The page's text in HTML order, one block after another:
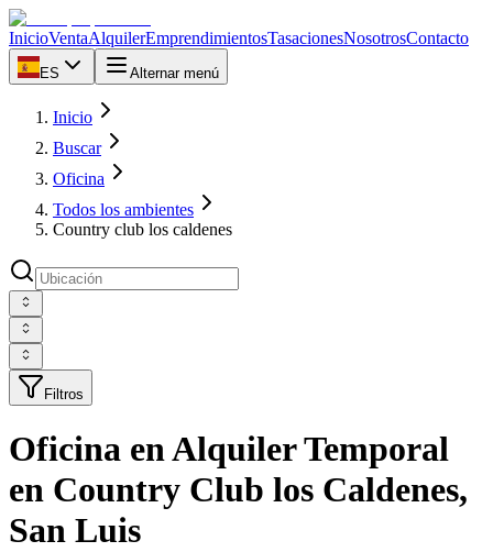
InicioVentaAlquilerEmprendimientosTasacionesNosotrosContacto
ES Alternar menú
Inicio
Buscar
Oficina
Todos los ambientes
Country club los caldenes
Filtros
Oficina en Alquiler Temporal
en Country Club los Caldenes,
San Luis